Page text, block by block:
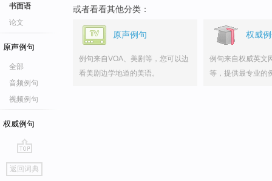
书面语
论文
原声例句
全部
音频例句
视频例句
权威例句
go
top
返回词典
或者看看其他分类：
原声例句
例句来自VOA、美剧等，您可以边
看美剧边学地道的美语。
权威
例句来自权威英文
等，提供最专业的